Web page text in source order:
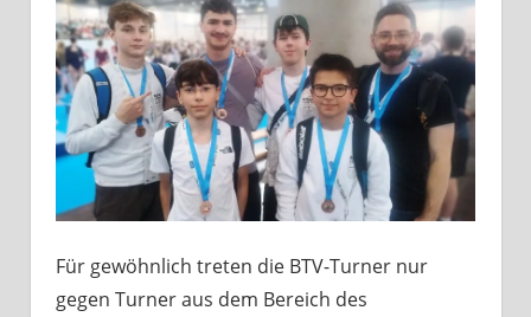
Für gewöhnlich treten die BTV-Turner nur
gegen Turner aus dem Bereich des